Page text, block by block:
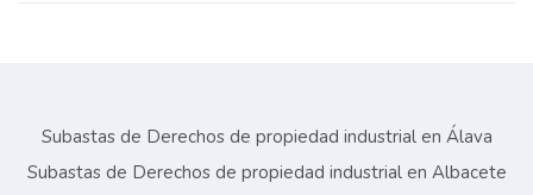
Subastas de Derechos de propiedad industrial en Álava
Subastas de Derechos de propiedad industrial en Albacete